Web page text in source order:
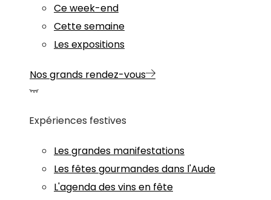
Ce week-end
Cette semaine
Les expositions
Nos grands rendez-vous
Expériences festives
Les grandes manifestations
Les fêtes gourmandes dans l'Aude
L'agenda des vins en fête